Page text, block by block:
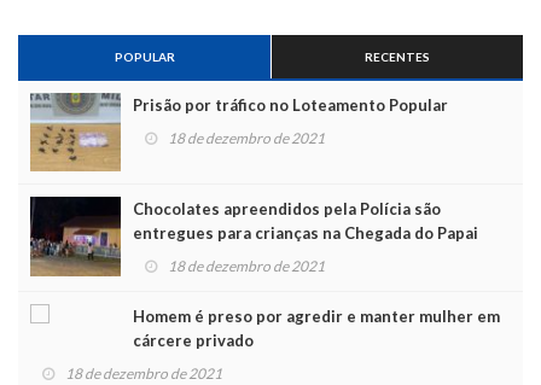
POPULAR RECENTES
Prisão por tráfico no Loteamento Popular
18 de dezembro de 2021
Chocolates apreendidos pela Polícia são
entregues para crianças na Chegada do Papai
Noel 18 de dezembro de 2021
Homem é preso por agredir e manter mulher em
cárcere privado
18 de dezembro de 2021